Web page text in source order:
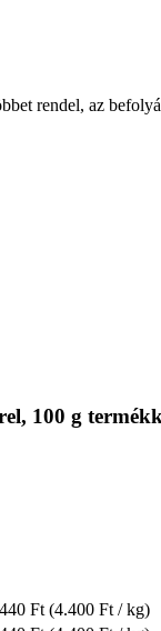
rendel, az
100 g
440 Ft (4.400 Ft / kg)